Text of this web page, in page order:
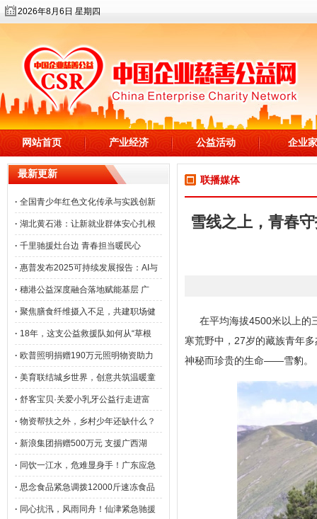
2026年8月6日 星期四
网站首页 产业经济 公益活动 企业家
最新更新
· 全国青少年红色文化传承与实践创新
· 湖北黄石港：让新就业群体安心扎根
· 千里驰援灶台边 青春担当暖民心
· 惠普发布2025可持续发展报告：AI与
· 穗港公益深度融合落地赋能基层 广
· 聚焦膳食纤维摄入不足，共建职场健
· 18年，这支公益救援队如何从“草根
· 欧普照明捐赠190万元照明物资助力
· 美育联结城乡世界，创意共筑温暖童
· 舒客宝贝·关爱小乳牙公益行走进富
· 物资帮扶之外，乡村少年还缺什么？
· 新浪集团捐赠500万元 支援广西湖
· 同饮一江水，危难显身手！广东应急
· 思念食品紧急调拨12000斤速冻食品
· 同心抗汛，风雨同舟！仙津紧急驰援
联播媒体
雪线之上，青春
在平均海拔4500米以上的
寒荒野中，27岁的藏族青年
神秘而珍贵的生命——雪豹。